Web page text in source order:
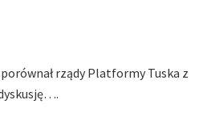
rządy Platformy Tuska z